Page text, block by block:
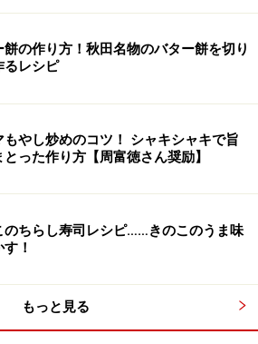
内釜に、生地を流しいれて炊く
油を薄く塗る。ゴムベラを使って
れて平らにならす。普通に炊く。
きましたが、高速コースでも焼け
餅の作り方！秋田名物のバター餅を切り
るレシピ
もやし炒めのコツ！ シャキシャキで旨
った作り方【周富徳さん奨励】
のちらし寿司レシピ……きのこのうま味
！
もっと見る